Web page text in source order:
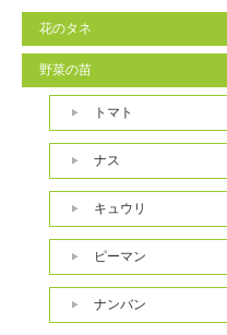
花のタネ
野菜の苗
トマト
ナス
キュウリ
ピーマン
ナンバン